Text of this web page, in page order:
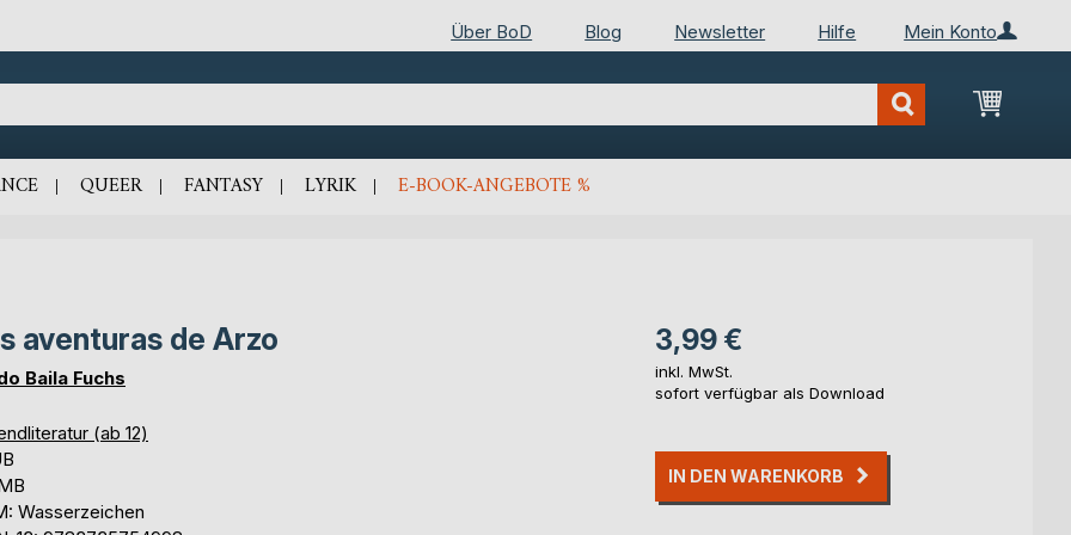
Mein Konto
Über BoD Blog Newsletter Hilfe
Mein
QUEER FANTASY LYRIK E-BOOK-ANGEBOTE %
aventuras de Arzo
Baila Fuchs
(ab 12)
Wasserzeichen
3,99 €
inkl. MwSt.
sofort verfügbar als Download
IN DEN WARENKORB